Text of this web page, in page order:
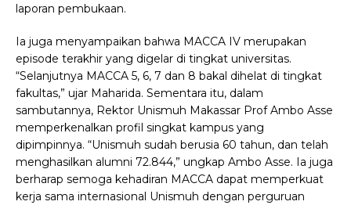
laporan pembukaan.
Ia juga menyampaikan bahwa MACCA IV merupakan
episode terakhir yang digelar di tingkat universitas.
“Selanjutnya MACCA 5, 6, 7 dan 8 bakal dihelat di tingkat
fakultas,” ujar Maharida. Sementara itu, dalam
sambutannya, Rektor Unismuh Makassar Prof Ambo Asse
memperkenalkan profil singkat kampus yang
dipimpinnya. “Unismuh sudah berusia 60 tahun, dan telah
menghasilkan alumni 72.844,” ungkap Ambo Asse. Ia juga
berharap semoga kehadiran MACCA dapat memperkuat
kerja sama internasional Unismuh dengan perguruan